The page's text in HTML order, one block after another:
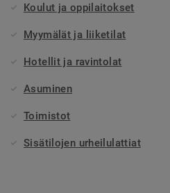
Koulut ja oppilaitokset
Myymälät ja liiketilat
Hotellit ja ravintolat
Asuminen
Toimistot
Sisätilojen urheilulattiat